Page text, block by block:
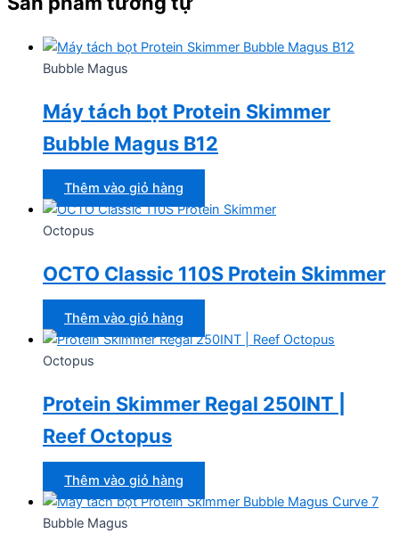
Bubble Magus
Máy tách bọt Protein Skimmer
Bubble Magus B12
Thêm vào giỏ hàng
Octopus
OCTO Classic 110S Protein Skimmer
Thêm vào giỏ hàng
Octopus
Protein Skimmer Regal 250INT |
Reef Octopus
Thêm vào giỏ hàng
Bubble Magus